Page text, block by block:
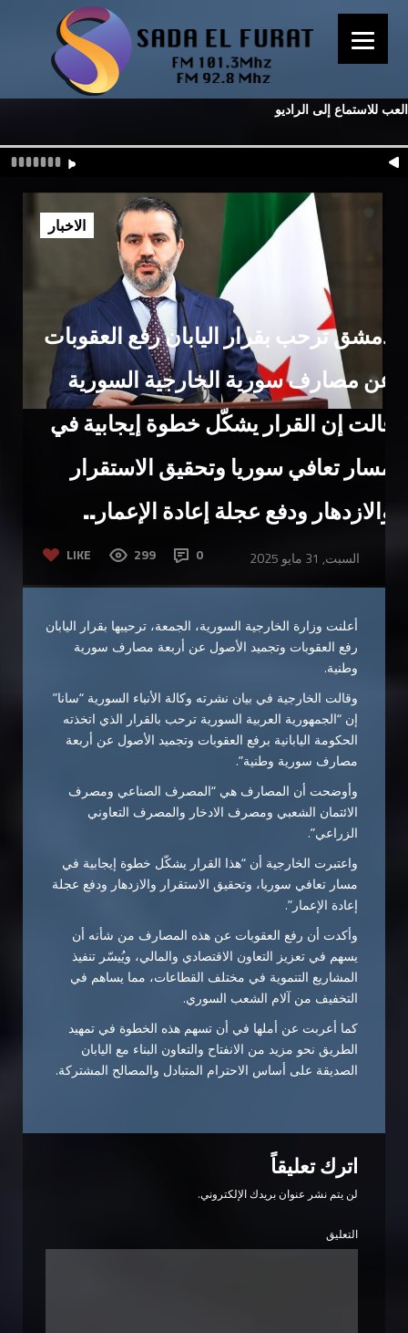
العب للاستماع إلى الراديو
دمشق ترحب بقرار اليابان رفع العقوبات
عن مصارف سورية الخارجية السورية
قالت إن القرار يشكّل خطوة إيجابية في
مسار تعافي سوريا وتحقيق الاستقرار
والازدهار ودفع عجلة إعادة الإعمار..
LIKE 299 0 السبت, 31 مايو 2025
الاخبار
أعلنت وزارة الخارجية السورية، الجمعة، ترحيبها بقرار اليابان
رفع العقوبات وتجميد الأصول عن أربعة مصارف سورية
وطنية.
وقالت الخارجية في بيان نشرته وكالة الأنباء السورية “سانا”
إن “الجمهورية العربية السورية ترحب بالقرار الذي اتخذته
الحكومة اليابانية برفع العقوبات وتجميد الأصول عن أربعة
مصارف سورية وطنية”.
وأوضحت أن المصارف هي “المصرف الصناعي ومصرف
الائتمان الشعبي ومصرف الادخار والمصرف التعاوني
الزراعي”.
واعتبرت الخارجية أن “هذا القرار يشكّل خطوة إيجابية في
مسار تعافي سوريا، وتحقيق الاستقرار والازدهار ودفع عجلة
إعادة الإعمار”.
وأكدت أن رفع العقوبات عن هذه المصارف من شأنه أن
يسهم في تعزيز التعاون الاقتصادي والمالي، ويُيسّر تنفيذ
المشاريع التنموية في مختلف القطاعات، مما يساهم في
التخفيف من آلام الشعب السوري.
كما أعربت عن أملها في أن تسهم هذه الخطوة في تمهيد
الطريق نحو مزيد من الانفتاح والتعاون البناء مع اليابان
الصديقة على أساس الاحترام المتبادل والمصالح المشتركة.
اترك تعليقاً
لن يتم نشر عنوان بريدك الإلكتروني.
التعليق